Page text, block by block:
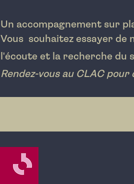
Un accompagnement sur
Vous souhaitez essayer de
l'écoute et la recherche du
Rendez-vous au CLAC